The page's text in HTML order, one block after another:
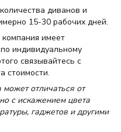
диванов и
15-30 рабочих дней.
имеет
индивидуальному
связывайтесь с
стоимости.
отличаться от
с искажением цвета
гаджетов и другими